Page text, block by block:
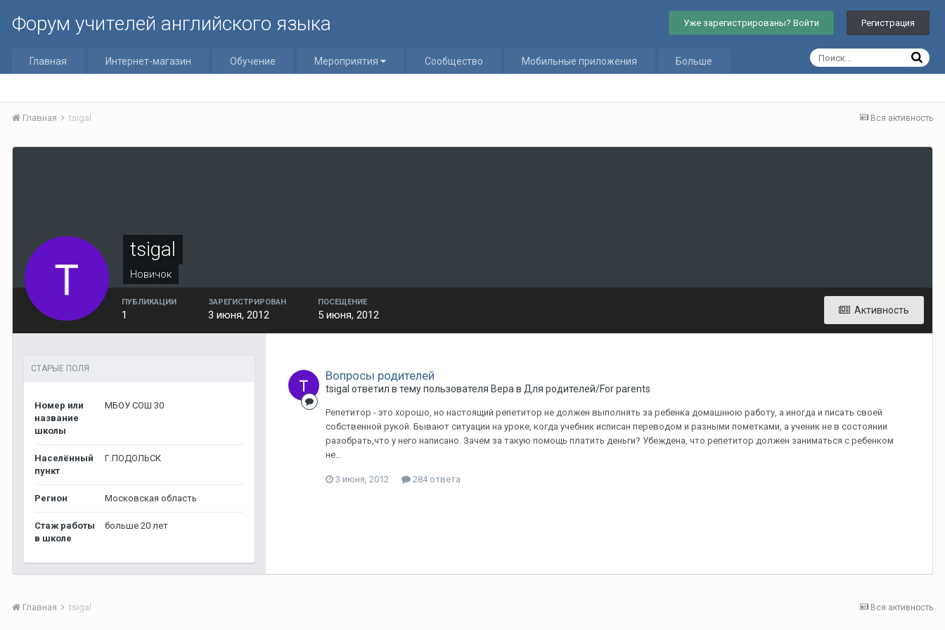
Форум учителей английского языка Уже зарегистрированы? Войти Регистрация
Главная Интернет-магазин Обучение Мероприятия Сообщество Мобильные приложения Больше
Вся активность
Главная tsigal
tsigal
Новичок
Активность
ПУБЛИКАЦИИ
1
ЗАРЕГИСТРИРОВАН
3 июня, 2012
ПОСЕЩЕНИЕ
5 июня, 2012
СТАРЫЕ ПОЛЯ
Номер или
название
школы
МБОУ СОШ 30
Населённый
пункт
Г.ПОДОЛЬСК
Регион Московская область
Стаж работы
в школе
больше 20 лет
Вопросы родителей
tsigal ответил в тему пользователя Вера в Для родителей/For parents
Репетитор - это хорошо, но настоящий репетитор не должен выполнять за ребенка домашнюю работу, а иногда и писать своей
собственной рукой. Бывают ситуации на уроке, когда учебник исписан переводом и разными пометками, а ученик не в состоянии
разобрать,что у него написано. Зачем за такую помощь платить деньги? Убеждена, что репетитор должен заниматься с ребенком
не...
3 июня, 2012 284 ответа
Вся активность
Главная tsigal